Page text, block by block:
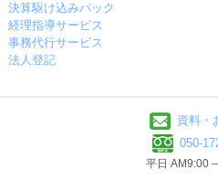
決算駆け込みパック
経理指導サービス
事務代行サービス
法人登記
資料・
050-
平日 AM9:00